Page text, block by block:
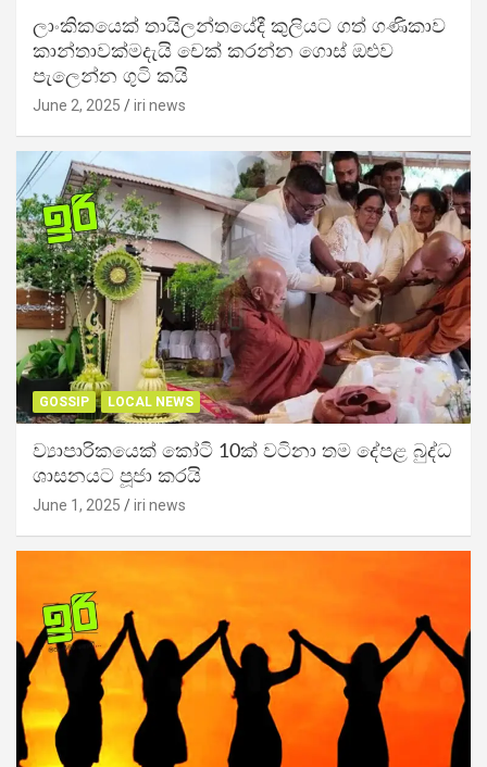
ලාංකිකයෙක් තායිලන්තයේදී කුලියට ගත් ගණිකාව
කාන්තාවක්මදැයි චෙක් කරන්න ගොස් ඔළුව
පැලෙන්න ගුටි කයි
June 2, 2025 iri news
GOSSIP LOCAL NEWS
ව්‍යාපාරිකයෙක් කෝටි 10ක් වටිනා තම දේපළ බුද්ධ
ශාසනයට පූජා කරයි
June 1, 2025 iri news